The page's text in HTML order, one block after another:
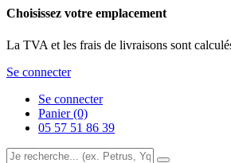
Choisissez votre emplacement
La TVA et les frais de livraisons sont
Se connecter
Se connecter
Panier (0)
05 57 51 86 39